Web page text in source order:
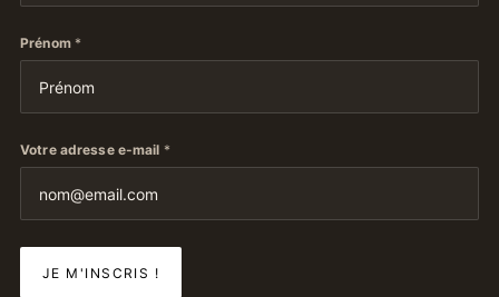
Prénom *
Votre adresse e-mail *